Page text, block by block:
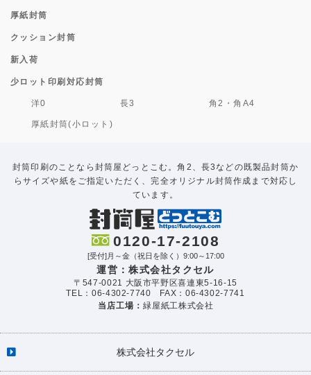
厚紙封筒
クッション封筒
新入荷
少ロット印刷対応封筒
洋0 長3 角2・角A4
厚紙封筒(小ロット)
封筒印刷のことなら封筒屋どっとこむ。角2、長3などの既製品封筒か
らサイズや紙をご指定いただく、完全オリジナル封筒作成まで対応し
ています。
0120-17-2108
[受付]月～金（祝日を除く）9:00～17:00
運営：株式会社タクセル
〒547-0021 大阪市平野区喜連東5-16-15
TEL：06-4302-7740 FAX：06-4302-7741
当店工場：緑屋紙工株式会社
株式会社タクセル